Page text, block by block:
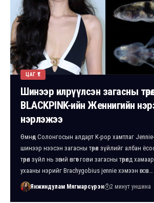
ЦАГ ҮЕ
Шинээр илрүүлсэн загасны
BLACKPINK-ийн Женнигийн
нэрлэжээ
Өмнөд Солонгосын алдарт K-pop хамтлаг
шинээр нээсэн загасны төрөл зүйлийг албан
төрөл зүйл нь зөгий өнгөт гови загасны төрөлд
ухааны нэрийг Brachygobius jennie хэмээн өгсөн…
Янжиндулам Мягмарсүрэн 2 минут уншина